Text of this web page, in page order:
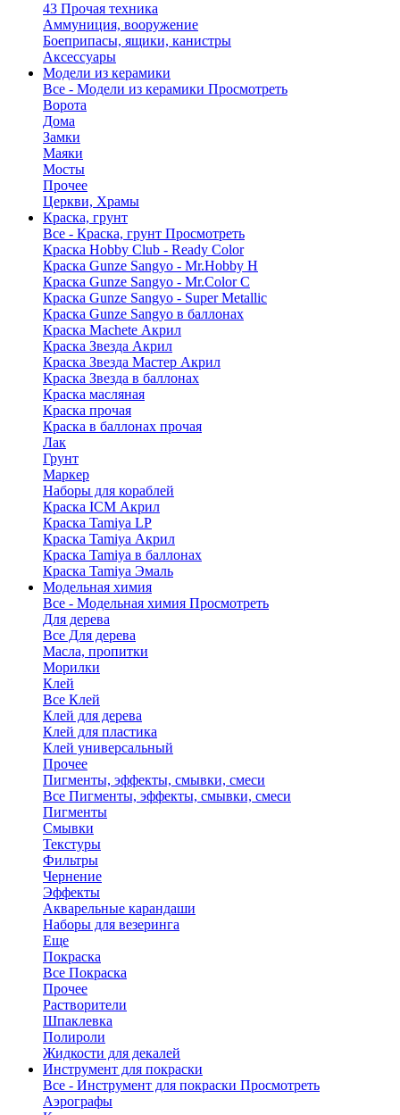
43 Прочая техника
Аммуниция, вооружение
Боеприпасы, ящики, канистры
Аксессуары
Модели из керамики
Все - Модели из керамики Просмотреть
Ворота
Дома
Замки
Маяки
Мосты
Прочее
Церкви, Храмы
Краска, грунт
Все - Краска, грунт Просмотреть
Краска Hobby Club - Ready Color
Краска Gunze Sangyo - Mr.Hobby H
Краска Gunze Sangyo - Mr.Color C
Краска Gunze Sangyo - Super Metallic
Краска Gunze Sangyo в баллонах
Краска Machete Акрил
Краска Звезда Акрил
Краска Звезда Мастер Акрил
Краска Звезда в баллонах
Краска масляная
Краска прочая
Краска в баллонах прочая
Лак
Грунт
Маркер
Наборы для кораблей
Краска ICM Акрил
Краска Tamiya LP
Краска Tamiya Акрил
Краска Tamiya в баллонах
Краска Tamiya Эмаль
Модельная химия
Все - Модельная химия Просмотреть
Для дерева
Все Для дерева
Масла, пропитки
Морилки
Клей
Все Клей
Клей для дерева
Клей для пластика
Клей универсальный
Прочее
Пигменты, эффекты, смывки, смеси
Все Пигменты, эффекты, смывки, смеси
Пигменты
Смывки
Текстуры
Фильтры
Чернение
Эффекты
Акварельные карандаши
Наборы для везеринга
Еще
Покраска
Все Покраска
Прочее
Растворители
Шпаклевка
Полироли
Жидкости для декалей
Инструмент для покраски
Все - Инструмент для покраски Просмотреть
Аэрографы